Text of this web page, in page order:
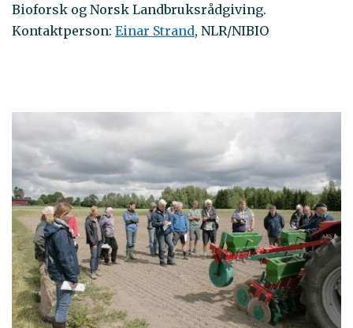
Bioforsk og Norsk Landbruksrådgiving.
Kontaktperson: Einar Strand, NLR/NIBIO